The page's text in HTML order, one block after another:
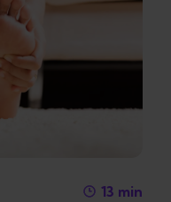
13 min